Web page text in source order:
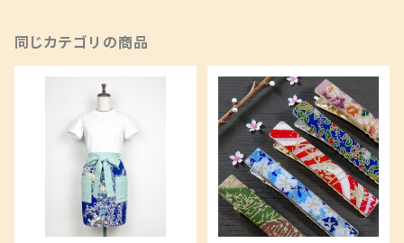
同じカテゴリの商品